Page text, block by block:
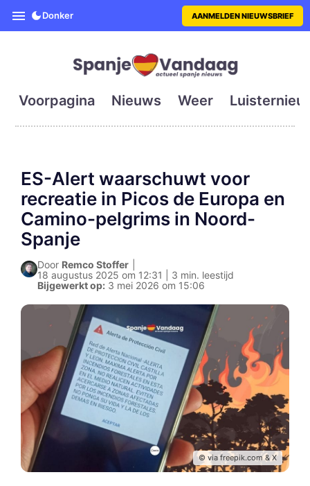
SpanjeVandaag is de eerste
Donker AANMELDEN NIEUWSBRIEF
Voorpagina Nieuws Weer
ES-Alert waarschuwt voor
recreatie in Picos de Europa en
Camino-pelgrims in Noord-
Spanje
Door Remco Stoffer
18 augustus 2025 om 12:31 | 3 min. leestijd
Bijgewerkt op: 3 mei 2026 om 15:06
© via freepik.com & X